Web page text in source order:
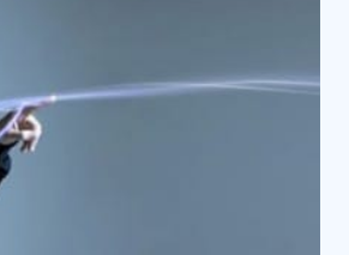
IMPACTS
?